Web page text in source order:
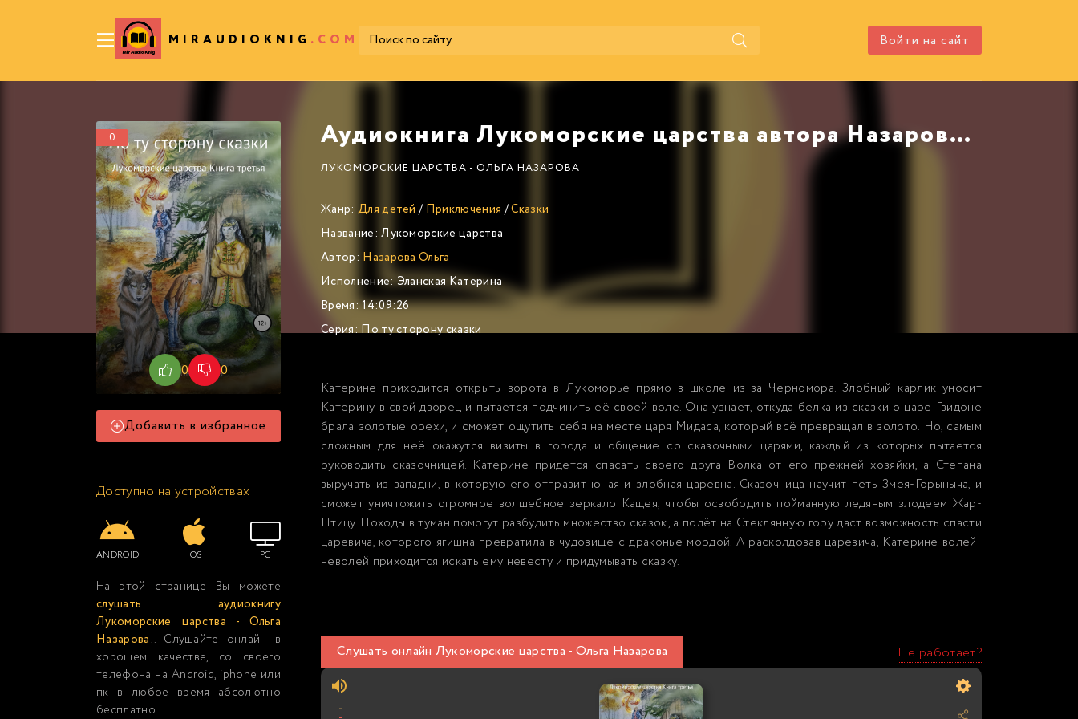
MIRAUDIOKNIG .COM Войти на сайт
Аудиокнига Лукоморские царства автора Назарова Ольга
ЛУКОМОРСКИЕ ЦАРСТВА - ОЛЬГА НАЗАРОВА
0
0 0
Добавить в избранное
Доступно на устройствах
ANDROID IOS PC
На этой странице Вы можете
слушать аудиокнигу
Лукоморские царства - Ольга
Назарова!. Слушайте онлайн в
хорошем качестве, со своего
телефона на Android, iphone или
пк в любое время абсолютно
бесплатно.
Жанр: Для детей / Приключения /Сказки
Название: Лукоморские царства
Автор: Назарова Ольга
Исполнение:Эланская Катерина
Время:14:09:26
Серия:По ту сторону сказки
Катерине приходится открыть ворота в Лукоморье прямо в школе из-за Черномора. Злобный карлик уносит
Катерину в свой дворец и пытается подчинить её своей воле. Она узнает, откуда белка из сказки о царе Гвидоне
брала золотые орехи, и сможет ощутить себя на месте царя Мидаса, который всё превращал в золото. Но, самым
сложным для неё окажутся визиты в города и общение со сказочными царями, каждый из которых пытается
руководить сказочницей. Катерине придётся спасать своего друга Волка от его прежней хозяйки, а Степана
выручать из западни, в которую его отправит юная и злобная царевна. Сказочница научит петь Змея-Горыныча, и
сможет уничтожить огромное волшебное зеркало Кащея, чтобы освободить пойманную ледяным злодеем Жар-
Птицу. Походы в туман помогут разбудить множество сказок, а полёт на Стеклянную гору даст возможность спасти
царевича, которого ягишна превратила в чудовище с драконье мордой. А расколдовав царевича, Катерине волей-
неволей приходится искать ему невесту и придумывать сказку.
Слушать онлайн Лукоморские царства - Ольга Назарова Не работает?